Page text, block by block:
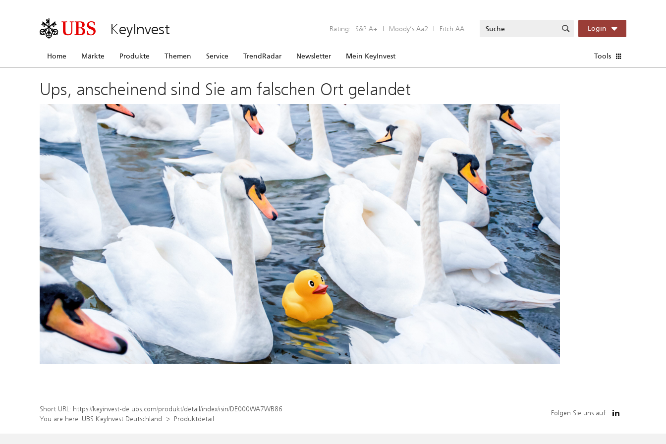
KeyInvest Rating: S&P A+ | Moody’s Aa2 | Fitch AA Login
Home Märkte Produkte Themen Service TrendRadar Newsletter Mein KeyInvest Tools
Ups, anscheinend sind Sie am falschen Ort gelandet
Short URL: https://keyinvest-de.ubs.com/produkt/detail/index/isin/DE000WA7WB86
You are here: UBS KeyInvest Deutschland Produktdetail
Folgen Sie uns auf